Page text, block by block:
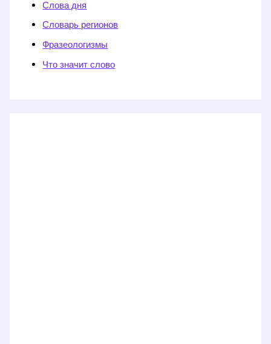
Слова дня
Словарь регионов
Фразеологизмы
Что значит слово